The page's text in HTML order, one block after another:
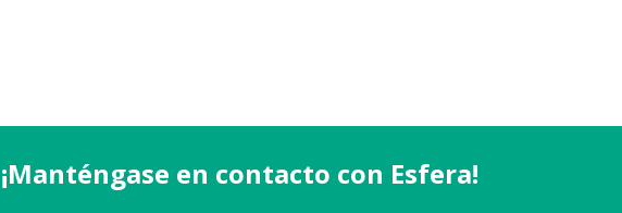
¡Manténgase en contacto con Esfera!